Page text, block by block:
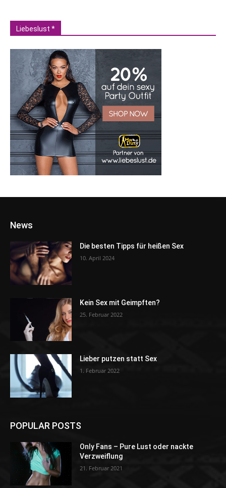
Liebeslust *
News
Die besten Tipps für heißen Sex
10. April 2024
Kein Sex mit Geimpften?
25. Februar 2022
Lieber putzen statt Sex
1. Februar 2022
POPULAR POSTS
Only Fans – Pure Lust oder nackte
Verzweiflung
21. Februar 2021